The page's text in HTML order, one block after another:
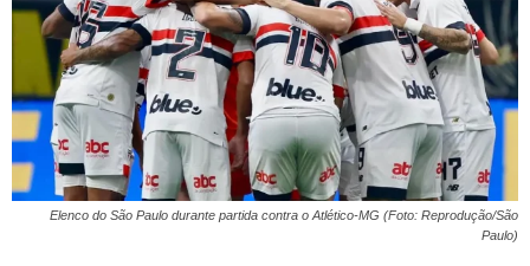
Elenco do São Paulo durante partida contra o Atlético-MG (Foto: Reprodução/São
Paulo)